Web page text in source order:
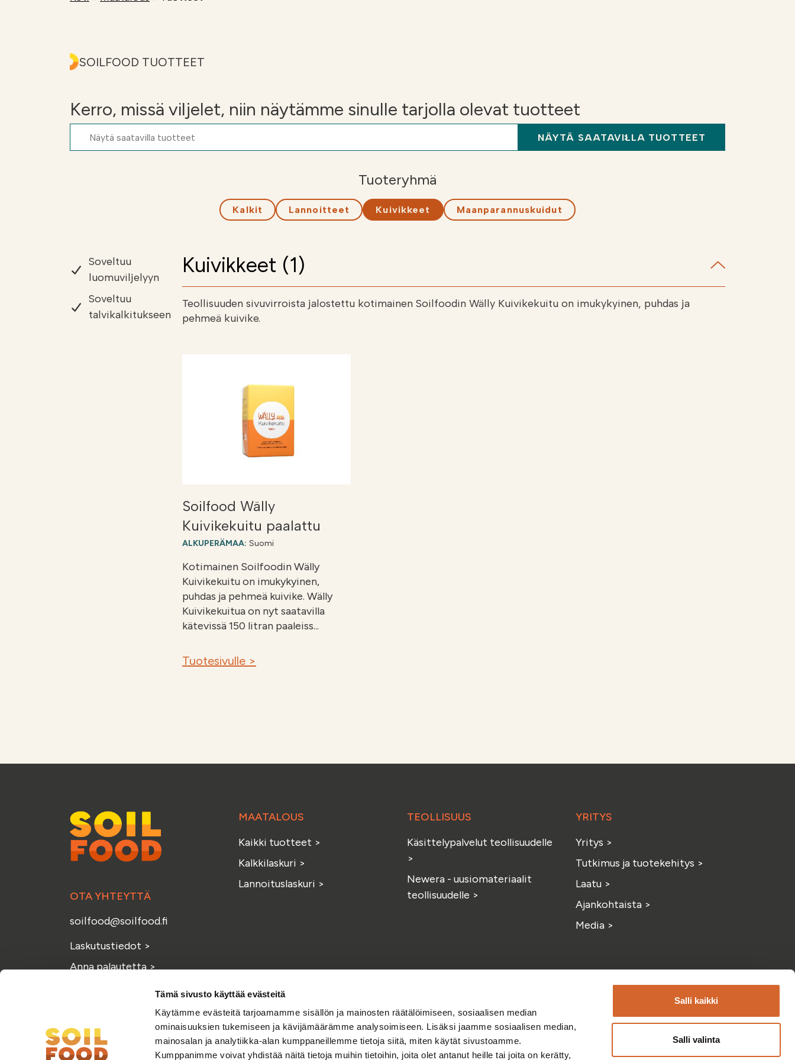
Tämä sivusto käyttää evästeitä
Käytämme evästeitä tarjoamamme sisällön ja mainosten räätälöimiseen, sosiaalisen median
ominaisuuksien tukemiseen ja kävijämäärämme analysoimiseen. Lisäksi jaamme sosiaalisen median,
mainosalan ja analytiikka-alan kumppaneillemme tietoja siitä, miten käytät sivustoamme.
Kumppanimme voivat yhdistää näitä tietoja muihin tietoihin, joita olet antanut heille tai joita on kerätty,
Salli kaikki
Salli valinta
SOILFOOD TUOTTEET
Kerro, missä viljelet, niin näytämme sinulle tarjolla olevat tuotteet
NÄYTÄ SAATAVILLA TUOTTEET
Tuoteryhmä
Kalkit Lannoitteet Kuivikkeet Maanparannuskuidut
Soveltuu
luomuviljelyyn
Soveltuu
talvikalkitukseen
Kuivikkeet (1)
Teollisuuden sivuvirroista jalostettu kotimainen Soilfoodin Wälly Kuivikekuitu on imukykyinen, puhdas ja
pehmeä kuivike.
Soilfood Wälly
Kuivikekuitu paalattu
ALKUPERÄMAA: Suomi
Kotimainen Soilfoodin Wälly
Kuivikekuitu on imukykyinen,
puhdas ja pehmeä kuivike. Wälly
Kuivikekuitua on nyt saatavilla
kätevissä 150 litran paaleiss...
Tuotesivulle >
OTA YHTEYTTÄ
soilfood@soilfood.fi
Laskutustiedot >
Anna palautetta>
MAATALOUS
Kaikki tuotteet >
Kalkkilaskuri >
Lannoituslaskuri >
TEOLLISUUS
Käsittelypalvelut teollisuudelle
>
Newera - uusiomateriaalit
teollisuudelle >
YRITYS
Yritys >
Tutkimus ja tuotekehitys >
Laatu >
Ajankohtaista >
Media >
FacebookLinkedinInstagramYouTube